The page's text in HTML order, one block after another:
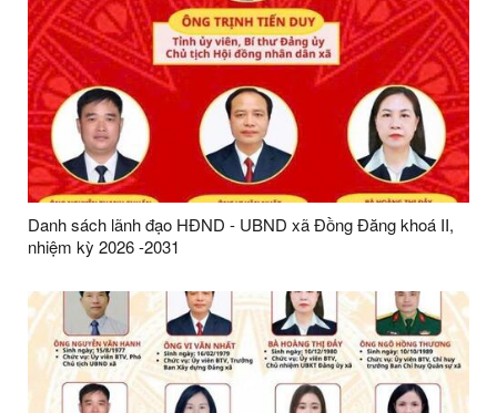
Danh sách lãnh đạo HĐND - UBND xã Đồng Đăng khoá II,
nhiệm kỳ 2026 -2031